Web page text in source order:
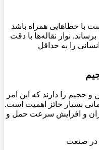
با خطاهایی همراه باشد
نوار نقاله‌ها با دقت
را به حداقل
و حجیم را دارند که این امر
بسیار حائز اهمیت است.
و افزایش سرعت حمل و